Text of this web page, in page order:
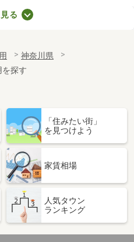
２丁目
・事務所
丁目
円
県横浜市港北区綱島東２丁目
事務所
丁目
円
県横浜市港北区綱島東２丁目
・事務所
る
神奈川県
探す
「住みたい街」
を見つけよう
家賃相場
人気タウン
ランキング